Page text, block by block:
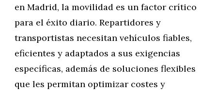
en Madrid, la movilidad es un factor crítico
para el éxito diario. Repartidores y
transportistas necesitan vehículos fiables,
eficientes y adaptados a sus exigencias
específicas, además de soluciones flexibles
que les permitan optimizar costes y